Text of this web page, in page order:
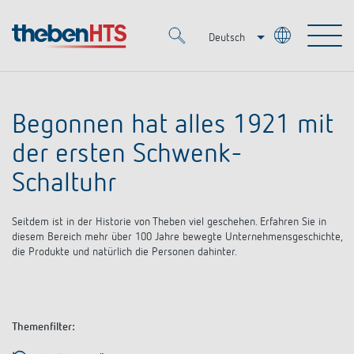
Deutsch
Produkte
KNX
Smart Home
OEM
OEM-Lösungen
Lösungen
DALI-2 Lichtsteuerung
Mediathek
Unternehmen
Begonnen hat alles 1921 mit
der ersten Schwenk-
Schaltuhr
Seitdem ist in der Historie von Theben viel geschehen. Erfahren Sie in
diesem Bereich mehr über 100 Jahre bewegte Unternehmensgeschichte,
die Produkte und natürlich die Personen dahinter.
Themenfilter: